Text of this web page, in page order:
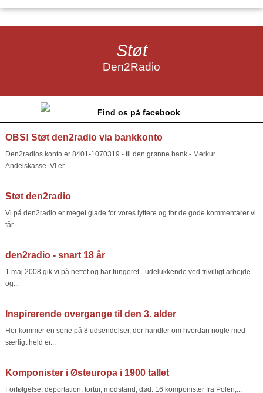
Støt
Den2Radio
Find os på facebook
OBS! Støt den2radio via bankkonto
Den2radios konto er 8401-1070319 - til den grønne bank - Merkur
Andelskasse. Vi er...
Støt den2radio
Vi på den2radio er meget glade for vores lyttere og for de gode kommentarer vi
får...
den2radio - snart 18 år
1.maj 2008 gik vi på nettet og har fungeret - udelukkende ved frivilligt arbejde
og...
Inspirerende overgange til den 3. alder
Her kommer en serie på 8 udsendelser, der handler om hvordan nogle med
særligt held er...
Komponister i Østeuropa i 1900 tallet
Forfølgelse, deportation, tortur, modstand, død. 16 komponister fra Polen,...